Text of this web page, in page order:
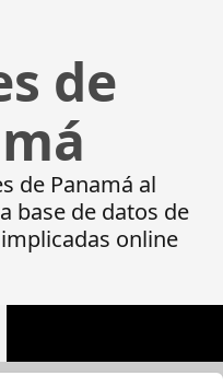
de
de Panamá al
base de datos de
online